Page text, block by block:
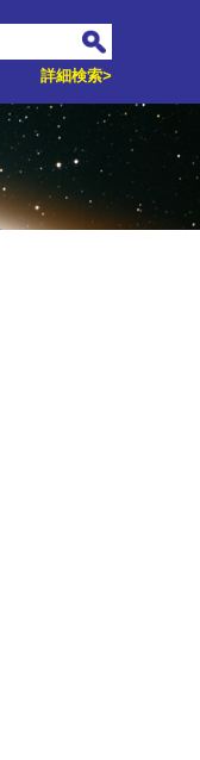
詳細検索>